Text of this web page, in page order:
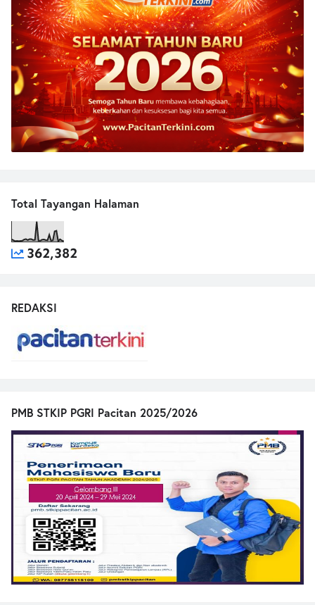
Total Tayangan Halaman
362,382
REDAKSI
PMB STKIP PGRI Pacitan 2025/2026